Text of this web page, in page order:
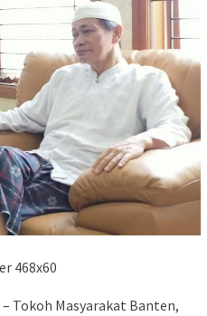
– Tokoh Masyarakat Banten,